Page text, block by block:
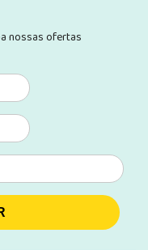
nossas ofertas